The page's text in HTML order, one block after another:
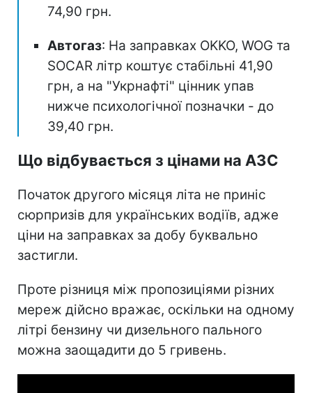
74,90 грн.
Автогаз: На заправках OKKO, WOG та
SOCAR літр коштує стабільні 41,90
грн, а на "Укрнафті" цінник упав
нижче психологічної позначки - до
39,40 грн.
Що відбувається з цінами на АЗС
Початок другого місяця літа не приніс
сюрпризів для українських водіїв, адже
ціни на заправках за добу буквально
застигли.
Проте різниця між пропозиціями різних
мереж дійсно вражає, оскільки на одному
літрі бензину чи дизельного пального
можна заощадити до 5 гривень.